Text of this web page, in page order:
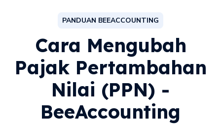
PANDUAN BEEACCOUNTING
Cara Mengubah
Pajak Pertambahan
Nilai (PPN) -
BeeAccounting